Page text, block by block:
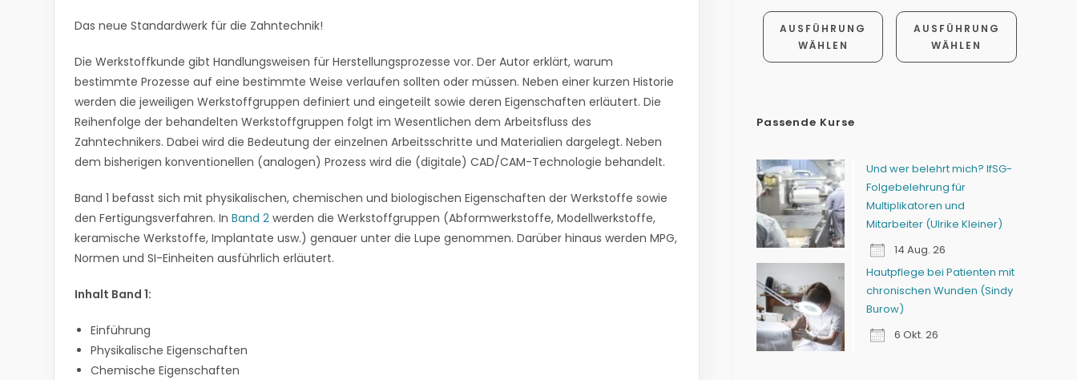
Das neue Standardwerk für die Zahntechnik!
Die Werkstoffkunde gibt Handlungsweisen für Herstellungsprozesse vor. Der Autor erklärt, warum
bestimmte Prozesse auf eine bestimmte Weise verlaufen sollten oder müssen. Neben einer kurzen Historie
werden die jeweiligen Werkstoffgruppen definiert und eingeteilt sowie deren Eigenschaften erläutert. Die
Reihenfolge der behandelten Werkstoffgruppen folgt im Wesentlichen dem Arbeitsfluss des
Zahntechnikers. Dabei wird die Bedeutung der einzelnen Arbeitsschritte und Materialien dargelegt. Neben
dem bisherigen konventionellen (analogen) Prozess wird die (digitale) CAD/CAM-Technologie behandelt.
Band 1 befasst sich mit physikalischen, chemischen und biologischen Eigenschaften der Werkstoffe sowie
den Fertigungsverfahren. InBand 2werden die Werkstoffgruppen (Abformwerkstoffe, Modellwerkstoffe,
keramische Werkstoffe, Implantate usw.) genauer unter die Lupe genommen. Darüber hinaus werden MPG,
Normen und SI-Einheiten ausführlich erläutert.
Inhalt Band 1:
Einführung
Physikalische Eigenschaften
Chemische Eigenschaften
AUSFÜHRUNG
WÄHLEN
AUSFÜHRUNG
WÄHLEN
Passende Kurse
Und wer belehrt mich? IfSG-
Folgebelehrung für
Multiplikatoren und
Mitarbeiter (Ulrike Kleiner)
14 Aug. 26
Hautpflege bei Patienten mit
chronischen Wunden (Sindy
Burow)
6 Okt. 26